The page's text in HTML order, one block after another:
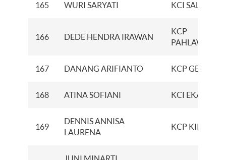
165 WURI SARYATI KCI SALATIGA
166 DEDE HENDRA IRAWAN
KCP
PAHLAWAN
167 DANANG ARIFIANTO KCP GEJAYAN
168 ATINA SOFIANI KCI EKAJIWA
169
DENNIS ANNISA
LAURENA
KCP KIIC